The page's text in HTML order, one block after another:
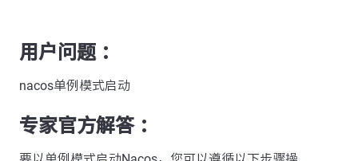
用户问题 ：
nacos单例模式启动
专家官方解答 ：